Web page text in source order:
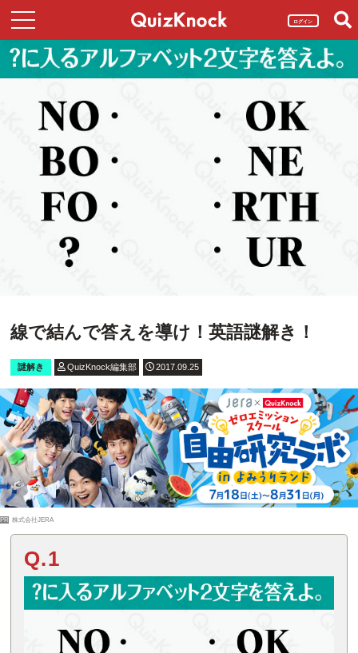
ログイン
線で結んで答えを導け！英語謎解き！
謎解き QuizKnock編集部 2017.09.25
PR 株式会社JERA
Q.1